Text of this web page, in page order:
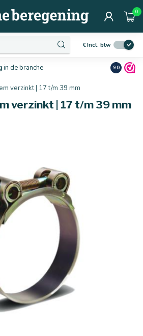
0
€Incl. btw
van Nederland Netjesen
9.0
verzinkt | 17 t/m 39 mm
verzinkt | 17 t/m 39 mm